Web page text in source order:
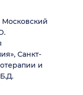
Московский
Санкт-
и